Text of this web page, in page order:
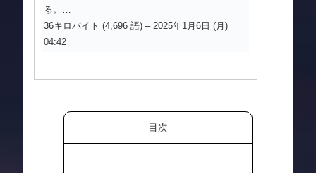
る。…
36キロバイト (4,696 語) – 2025年1月6日 (月)
04:42
目次